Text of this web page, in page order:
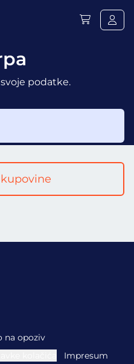
podatke.
na opoziv
Impresum